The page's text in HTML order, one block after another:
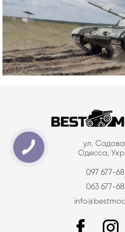
ул.
Одесса,
097 677-
063 677-